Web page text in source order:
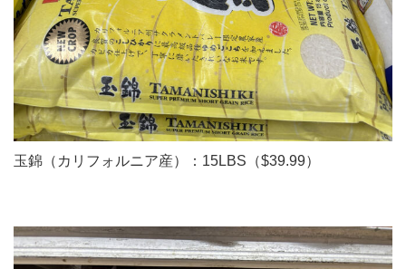
玉錦（カリフォルニア産）：15LBS（$39.99）